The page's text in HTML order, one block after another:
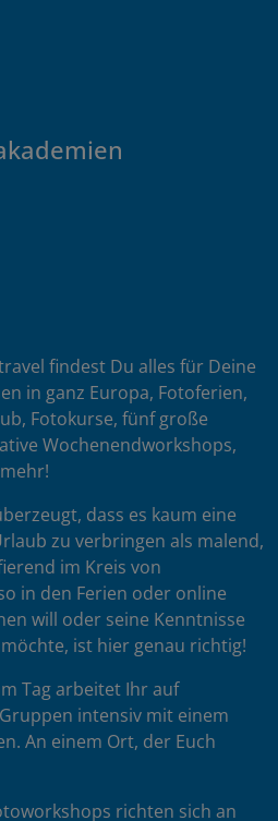
findest Du alles für Deine
in ganz Europa, Fotoferien,
Fotokurse, fünf große
Wochenendworkshops,
dass es kaum eine
zu verbringen als malend,
im Kreis von
in den Ferien oder online
will oder seine Kenntnisse
ist hier genau richtig!
Tag arbeitet Ihr auf
intensiv mit einem
An einem Ort, der Euch
richten sich an